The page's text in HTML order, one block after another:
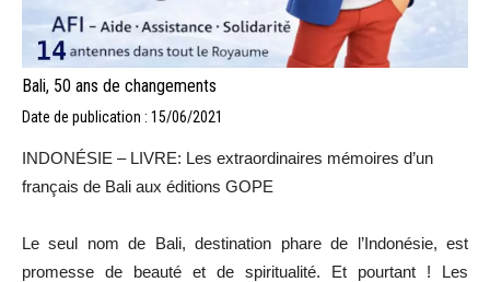
Bali, 50 ans de changements
Date de publication : 15/06/2021
INDONÉSIE – LIVRE: Les extraordinaires mémoires d’un
français de Bali aux éditions GOPE
Le seul nom de Bali, destination phare de l’Indonésie, est
promesse de beauté et de spiritualité. Et pourtant ! Les